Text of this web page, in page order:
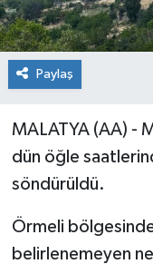
Paylaş
MALATYA (AA) -
dün öğle
söndürüldü.
Örmeli
belirlenemeyen